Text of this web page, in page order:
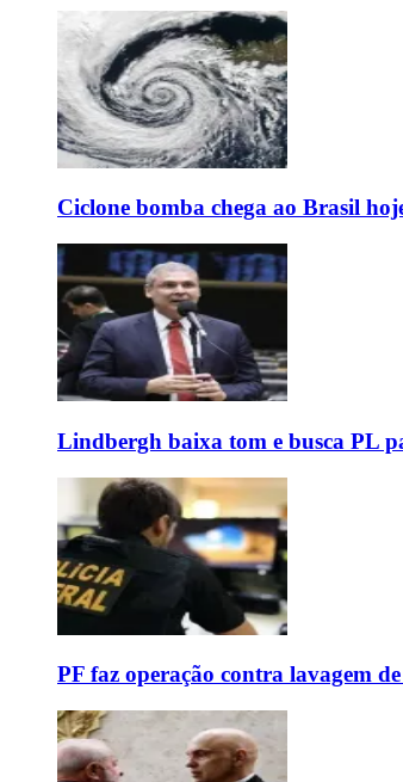
Ciclone bomba chega ao Brasil
Lindbergh baixa tom e busca PL
PF faz operação contra lavagem